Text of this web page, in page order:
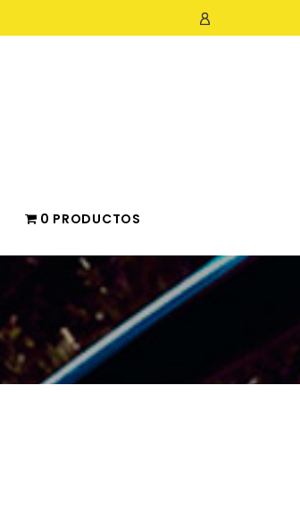
0 PRODUCTOS